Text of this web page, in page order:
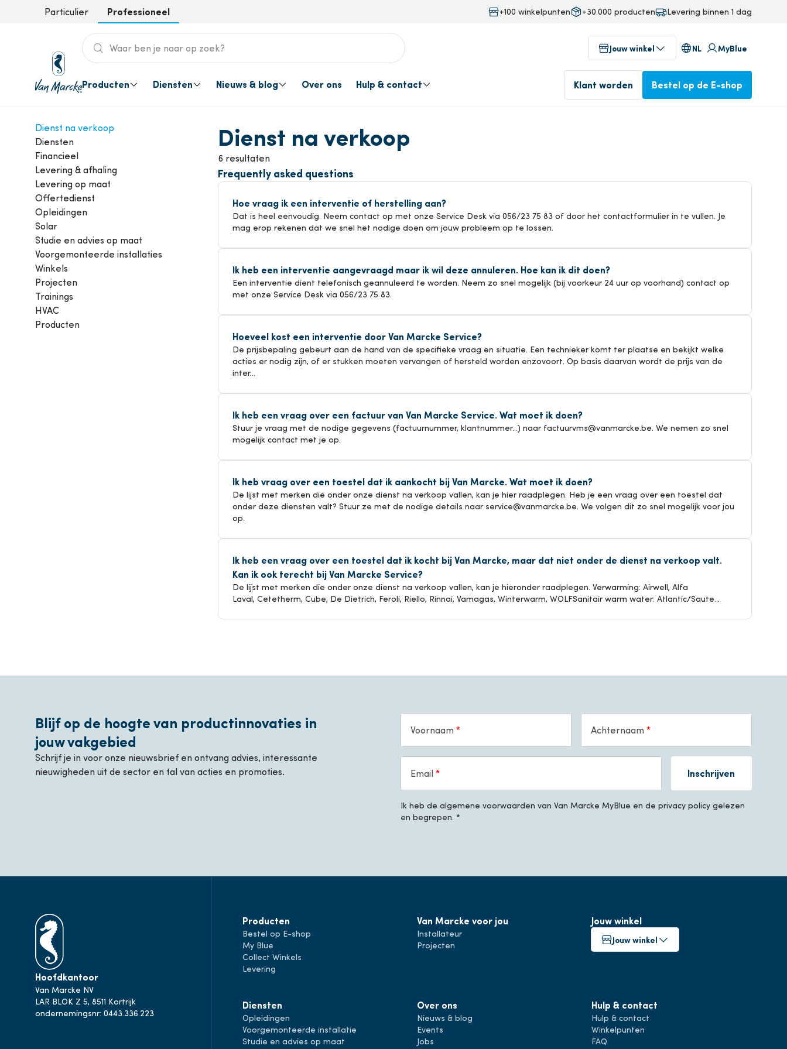
Particulier Professioneel +100 winkelpunten +30.000 producten Levering binnen 1 dag
Jouw winkel NL MyBlue
Producten
Alles van sanitair, HVAC & installatie
Sanitair
Verwarming & warm water
installatiematerialen
Airconditioning
Solar
Ventilatie
Pompen
Keukentoebehoren
Bekijk alle producten
dag in huis.
Diensten
Wij staan klaar voor jou en jouw klanten
Diensten voor jou
Installateur
Projecten
Alle diensten
Offertedienst
Levering op maat van jouw
project
Levering en afhaling
Van Marcke College
Van Marcke Engineering
Dienst na verkoop
Geniet vandaag nog van onze
Klant worden
Nieuws & blog
Blijf op de hoogte van product innovaties
Nieuws
Over ons Hulp & contact
Hulp & contact
Veelgestelde vragen
Klant worden Bestel op de E-shop
Dienst na verkoop
Diensten
Financieel
Levering & afhaling
Levering op maat
Offertedienst
Opleidingen
Solar
Studie en advies op maat
Voorgemonteerde installaties
Winkels
Projecten
Trainings
HVAC
Producten
Dienst na verkoop
6 resultaten
Frequently asked questions
Hoe vraag ik een interventie of herstelling aan?
Dat is heel eenvoudig. Neem contact op met onze Service Desk via 056/23 75 83 of door het contactformulier in te vullen. Je
mag erop rekenen dat we snel het nodige doen om jouw probleem op te lossen.
Ik heb een interventie aangevraagd maar ik wil deze annuleren. Hoe kan ik dit doen?
Een interventie dient telefonisch geannuleerd te worden. Neem zo snel mogelijk (bij voorkeur 24 uur op voorhand) contact op
met onze Service Desk via 056/23 75 83.
Hoeveel kost een interventie door Van Marcke Service?
De prijsbepaling gebeurt aan de hand van de specifieke vraag en situatie. Een technieker komt ter plaatse en bekijkt welke
acties er nodig zijn, of er stukken moeten vervangen of hersteld worden enzovoort. Op basis daarvan wordt de prijs van de
inter...
Ik heb een vraag over een factuur van Van Marcke Service. Wat moet ik doen?
Stuur je vraag met de nodige gegevens (factuurnummer, klantnummer…) naar factuurvms@vanmarcke.be. We nemen zo snel
mogelijk contact met je op.
Ik heb vraag over een toestel dat ik aankocht bij Van Marcke. Wat moet ik doen?
De lijst met merken die onder onze dienst na verkoop vallen, kan je hier raadplegen. Heb je een vraag over een toestel dat
onder deze diensten valt? Stuur ze met de nodige details naar service@vanmarcke.be. We volgen dit zo snel mogelijk voor jou
op.
Ik heb een vraag over een toestel dat ik kocht bij Van Marcke, maar dat niet onder de dienst na verkoop valt.
Kan ik ook terecht bij Van Marcke Service?
De lijst met merken die onder onze dienst na verkoop vallen, kan je hieronder raadplegen. Verwarming: Airwell, Alfa
Laval, Cetetherm, Cube, De Dietrich, Feroli, Riello, Rinnai, Vamagas, Winterwarm, WOLFSanitair warm water: Atlantic/Saute...
Blijf op de hoogte van productinnovaties in
jouw vakgebied
Schrijf je in voor onze nieuwsbrief en ontvang advies, interessante
nieuwigheden uit de sector en tal van acties en promoties.
Voornaam Achternaam
Email Inschrijven
Ik heb de algemene voorwaarden van Van Marcke MyBlue en de privacy policy gelezen
en begrepen. *
Hoofdkantoor
Van Marcke NV
LAR BLOK Z 5, 8511 Kortrijk
ondernemingsnr: 0443.336.223
Jouw winkel
Jouw winkel
Producten
Bestel op E-shop
My Blue
Collect Winkels
Levering
Van Marcke voor jou
Installateur
Projecten
Diensten
Opleidingen
Voorgemonteerde installatie
Studie en advies op maat
Over ons
Nieuws & blog
Events
Jobs
Hulp & contact
Hulp & contact
Winkelpunten
FAQ